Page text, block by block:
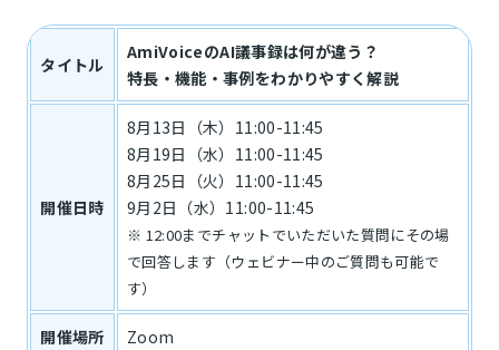
タイトル
AmiVoiceのAI議事録は何が違う？
特長・機能・事例をわかりやすく解説
開催日時
8月13日（木）11:00-11:45
8月19日（水）11:00-11:45
8月25日（火）11:00-11:45
9月2日（水）11:00-11:45
※ 12:00までチャットでいただいた質問にその場
で回答します（ウェビナー中のご質問も可能で
す）
開催場所 Zoom